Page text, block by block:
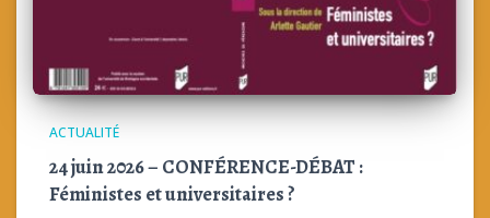
ACTUALITÉ
24 juin 2026 – CONFÉRENCE-DÉBAT :
Féministes et universitaires ?